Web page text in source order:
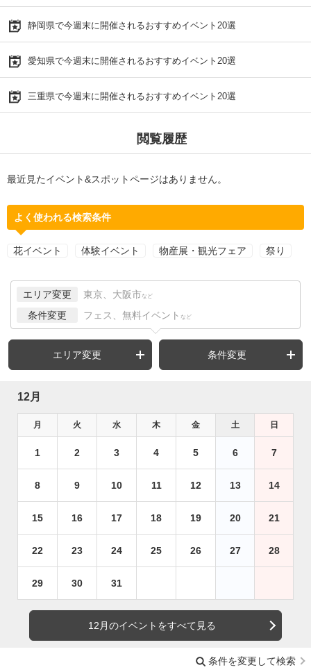
静岡県で今週末に開催されるおすすめイベント20選
愛知県で今週末に開催されるおすすめイベント20選
三重県で今週末に開催されるおすすめイベント20選
閲覧履歴
最近見たイベント&スポットページはありません。
よく使われる検索条件
花イベント 体験イベント 物産展・観光フェア 祭り
エリア変更 東京、大阪市 など
条件変更 フェス、無料イベント など
エリア変更 条件変更
12月
月 火 水 木 金 土 日
1 2 3 4 5 6 7
8 9 10 11 12 13 14
15 16 17 18 19 20 21
22 23 24 25 26 27 28
29 30 31
12月のイベントをすべて見る
条件を変更して検索